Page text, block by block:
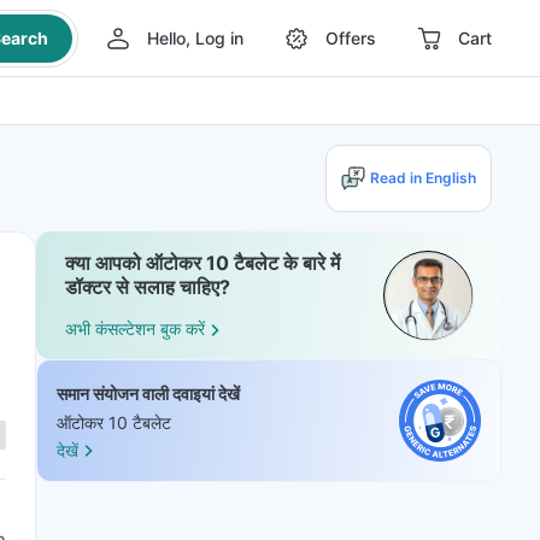
Hello, Log in Offers Cart
Read in English
क्या आपको ऑटोकर 10 टैबलेट के बारे में
डॉक्टर से सलाह चाहिए?
अभी कंसल्टेशन बुक करें
समान संयोजन वाली दवाइयां देखें
ऑटोकर 10 टैबलेट
देखें